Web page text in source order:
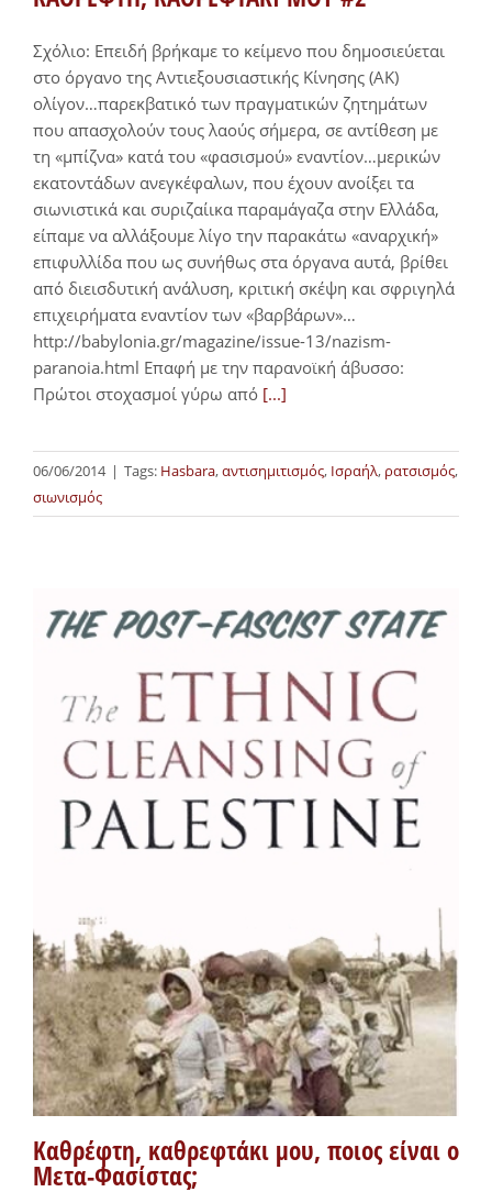
Σχόλιο: Επειδή βρήκαμε το κείμενο που δημοσιεύεται
στο όργανο της Αντιεξουσιαστικής Κίνησης (ΑΚ)
ολίγον…παρεκβατικό των πραγματικών ζητημάτων
που απασχολούν τους λαούς σήμερα, σε αντίθεση με
τη «μπίζνα» κατά του «φασισμού» εναντίον…μερικών
εκατοντάδων ανεγκέφαλων, που έχουν ανοίξει τα
σιωνιστικά και συριζαίικα παραμάγαζα στην Ελλάδα,
είπαμε να αλλάξουμε λίγο την παρακάτω «αναρχική»
επιφυλλίδα που ως συνήθως στα όργανα αυτά, βρίθει
από διεισδυτική ανάλυση, κριτική σκέψη και σφριγηλά
επιχειρήματα εναντίον των «βαρβάρων»…
http://babylonia.gr/magazine/issue-13/nazism-
paranoia.html Επαφή με την παρανοϊκή άβυσσο:
Πρώτοι στοχασμοί γύρω από [...]
06/06/2014 | Tags: Hasbara,αντισημιτισμός, Ισραήλ, ρατσισμός,
σιωνισμός
Καθρέφτη, καθρεφτάκι μου, ποιος είναι ο
Μετα-Φασίστας;